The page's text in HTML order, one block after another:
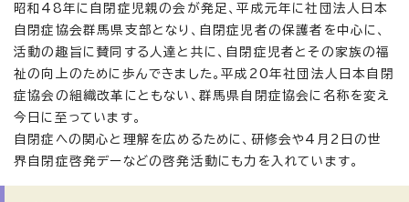
昭和48年に自閉症児親の会が発足、平成元年に社団法人日本
自閉症協会群馬県支部となり、自閉症児者の保護者を中心に、
活動の趣旨に賛同する人達と共に、自閉症児者とその家族の福
祉の向上のために歩んできました。平成20年社団法人日本自閉
症協会の組織改革にともない、群馬県自閉症協会に名称を変え
今日に至っています。
自閉症への関心と理解を広めるために、研修会や4月2日の世
界自閉症啓発デーなどの啓発活動にも力を入れています。